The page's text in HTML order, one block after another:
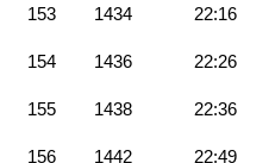
153 1434 22:16
154 1436 22:26
155 1438 22:36
156 1442 22:49